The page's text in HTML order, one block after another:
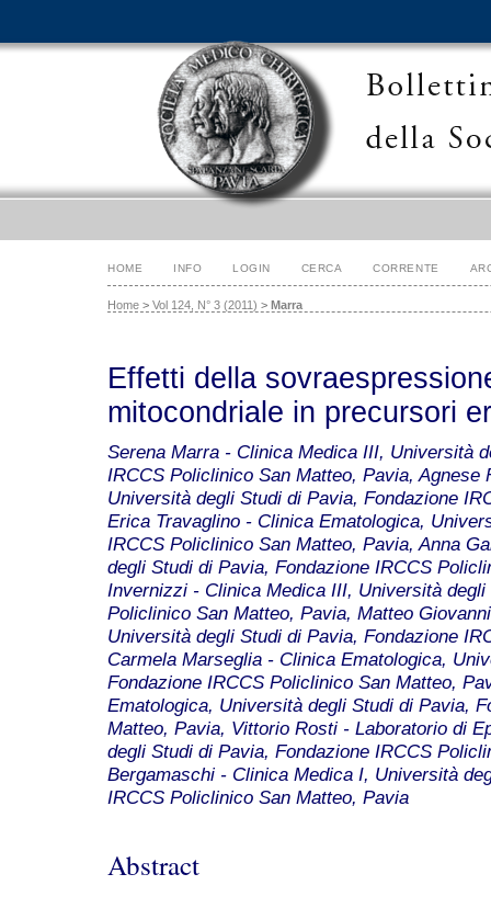
HOME INFO LOGIN CERCA CORRENTE
Home > Vol 124, N° 3 (2011) > Marra
Effetti della
mitocondriale in precursori
Serena Marra - Clinica Medica III, Università
IRCCS Policlinico San Matteo, Pavia,
Università degli Studi di Pavia, Fondazione
Erica Travaglino - Clinica Ematologica,
IRCCS Policlinico San Matteo, Pavia, Anna
degli Studi di Pavia, Fondazione IRCCS
Invernizzi - Clinica Medica III, Università
Policlinico San Matteo, Pavia, Matteo
Università degli Studi di Pavia, Fondazione
Carmela Marseglia - Clinica Ematologica,
Fondazione IRCCS Policlinico San Matteo,
Ematologica, Università degli Studi di Pavia,
Matteo, Pavia, Vittorio Rosti - Laboratorio di
degli Studi di Pavia, Fondazione IRCCS
Bergamaschi - Clinica Medica I, Università
IRCCS Policlinico San Matteo, Pavia
Abstract